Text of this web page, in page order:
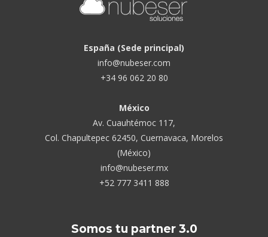
España (Sede principal)
info@nubeser.com
+34 96 062 20 80
México
Av. Cuauhtémoc 117,
Col. Chapultepec 62450, Cuernavaca, Morelos
(México)
info@nubeser.mx
+52 777 3411 888
Somos tu partner 3.0